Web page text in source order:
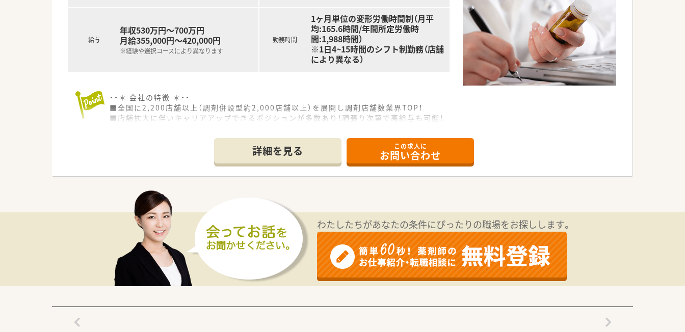
給与
年収530万円～700万円
月給355,000円～420,000円
※経験や選択コースにより異なります
勤務時間
1ヶ月単位の変形労働時間制（月平
均:165.6時間/年間所定労働時
間:1,988時間）
※1日4~15時間のシフト制勤務（店舗
により異なる）
・・＊ 会社の特徴 ＊・・
■全国に2,200店舗以上（調剤併設型約2,000店舗以上）を展開し調剤店舗数業界TOP！
■店舗拡大に伴いキャリアアップできるポジションが多数あり！頑張り次第で高給与も可能！
■職種や職域に合わせ、豊富な社内研修や外部組織と連携した研修を用意されています
■薬剤師が中心の会社だからこそ活躍できるキャリアパスが多種多様に用意されています。
■店舗拡大に伴い、エリアマネジャーや営業部長等のマネジメントのポジションも増えます。
■在宅や教育等の専門性を活かせるスペシャリストを目指すことも可能です。
■その他にも、管理部門や商品部門等の本社スタッフなど活動領域は多種多様です。
■在宅実施店舗は年々増加しており、在宅医療へもしっかりと関わる事ができます。
■育児休暇は3歳まで取得が可能で、時短制度は小学5年生まで時短勤務ができるよう変更予定です。
■年間休日が120日とワークライフバランスが整っています
■日用品から常備薬まで、従業員割引制度など嬉しいメリットもたくさんあります！
詳細を見る この求人に
お問い合わせ
わたしたちがあなたの条件にぴったりの職場をお探しします。